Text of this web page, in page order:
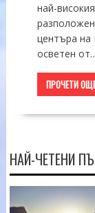
най-
центъра на
осветен
ПРОЧЕТИ
НАЙ-ЧЕТЕНИ